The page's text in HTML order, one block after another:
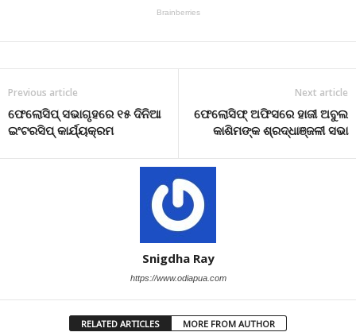
Previous article
ଫେଲୋସିପ୍ ସଭାଗୃହରେ ୧୫ ଦିନିଆ
ଇଂଟରସିପ୍ କାର୍ଯ୍ୟକ୍ରମ
Next article
ଫେଲୋସିଫ୍ ଅଫିସରେ ହାଜୀ ଅବୁଲ
କାଶିମଙ୍କ ଶ୍ରଦ୍ଧାଞ୍ଜଳୀ ସଭା
Snigdha Ray
https://www.odiapua.com
RELATED ARTICLES MORE FROM AUTHOR